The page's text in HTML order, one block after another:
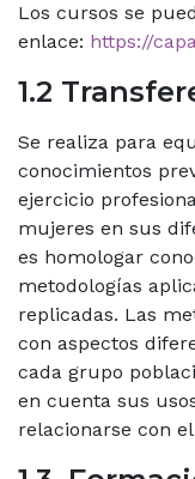
Los cursos se
enlace: https://
1.2
Se realiza para
conocimientos
ejercicio
mujeres en sus
es homologar
metodologías
replicadas. Las
con aspectos
cada grupo
en cuenta sus
relacionarse con